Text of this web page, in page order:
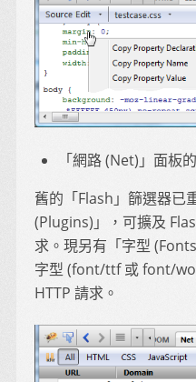
「網路 (Net)」面板
舊的「Flash」篩選器已
(Plugins)」，可擴及
求。現另有「字型
字型 (font/ttf 或 font/
HTTP 請求。